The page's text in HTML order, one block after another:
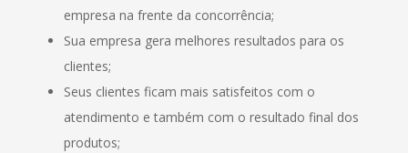
empresa na frente da concorrência;
Sua empresa gera melhores resultados para os
clientes;
Seus clientes ficam mais satisfeitos com o
atendimento e também com o resultado final dos
produtos;